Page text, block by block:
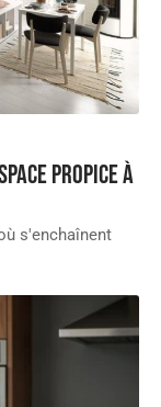
propice à
s'enchaînent